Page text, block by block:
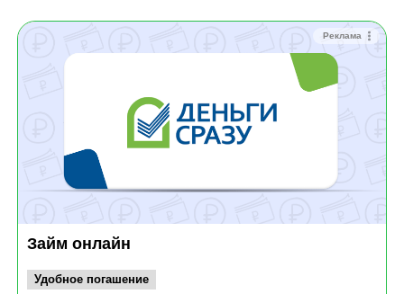
Реклама
Займ онлайн
Удобное погашение